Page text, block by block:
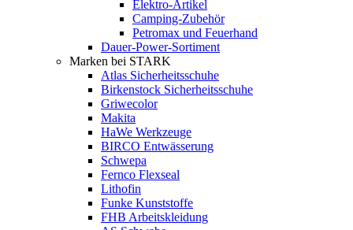
Elektro-Artikel
Camping-Zubehör
Petromax und Feuerhand
Dauer-Power-Sortiment
Marken bei STARK
Atlas Sicherheitsschuhe
Birkenstock Sicherheitsschuhe
Griwecolor
Makita
HaWe Werkzeuge
BIRCO Entwässerung
Schwepa
Fernco Flexseal
Lithofin
Funke Kunststoffe
FHB Arbeitskleidung